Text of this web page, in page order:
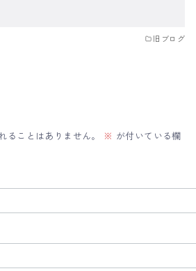
旧ブログ
ることはありません。 ※ が付いている欄